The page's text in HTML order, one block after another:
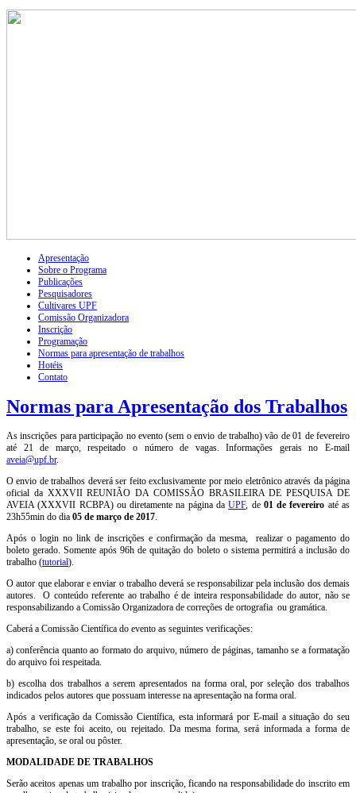
Apresentação
Sobre o Programa
Publicações
Pesquisadores
Cultivares UPF
Comissão Organizadora
Inscrição
Programação
Normas para apresentação de trabalhos
Hotéis
Contato
Normas para Apresentação dos Trabalhos
As inscrições para participação no evento (sem o envio de trabalho) vão de 01 de fevereiro
até 21 de março, respeitado o número de vagas. Informações gerais no E-mail
aveia@upf.br.
O envio de trabalhos deverá ser feito exclusivamente por meio eletrônico através da página
oficial da XXXVII REUNIÃO DA COMISSÃO BRASILEIRA DE PESQUISA DE
AVEIA (XXXVII RCBPA) ou diretamente na página daUPF, de 01 de fevereiro até as
23h55min do dia 05 de março de 2017.
Após o login no link de inscrições e confirmação da mesma, realizar o pagamento do
boleto gerado. Somente após 96h de quitação do boleto o sistema permitirá a inclusão do
trabalho (tutorial).
O autor que elaborar e enviar o trabalho deverá se responsabilizar pela inclusão dos demais
autores. O conteúdo referente ao trabalho é de inteira responsabilidade do autor, não se
responsabilizando a Comissão Organizadora de correções de ortografia ou gramática.
Caberá a Comissão Científica do evento as seguintes verificações:
a) conferência quanto ao formato do arquivo, número de páginas, tamanho se a formatação
do arquivo foi respeitada.
b) escolha dos trabalhos a serem apresentados na forma oral, por seleção dos trabalhos
indicados pelos autores que possuam interesse na apresentação na forma oral.
Após a verificação da Comissão Científica, esta informará por E-mail a situação do seu
trabalho, se este foi aceito, ou rejeitado. Da mesma forma, será informada a forma de
apresentação, se oral ou pôster.
MODALIDADE DE TRABALHOS
Serão aceitos apenas um trabalho por inscrição, ficando na responsabilidade do inscrito em